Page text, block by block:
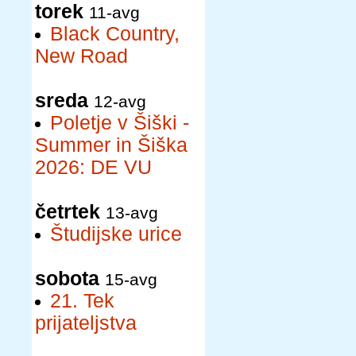
torek 11-avg
Black Country,
New Road
sreda 12-avg
Poletje v Šiški -
Summer in Šiška
2026: DE VU
četrtek 13-avg
Študijske urice
sobota 15-avg
21. Tek
prijateljstva